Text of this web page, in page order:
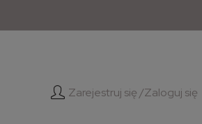
Zarejestruj się /Zaloguj się